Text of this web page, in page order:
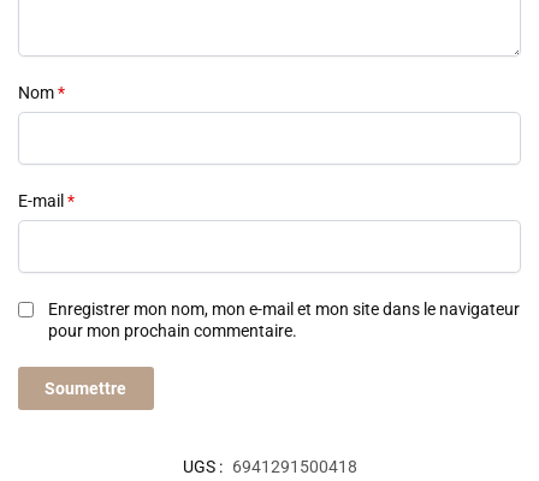
Nom*
E-mail *
Enregistrer mon nom, mon e-mail et mon site dans le navigateur
pour mon prochain commentaire.
UGS : 6941291500418